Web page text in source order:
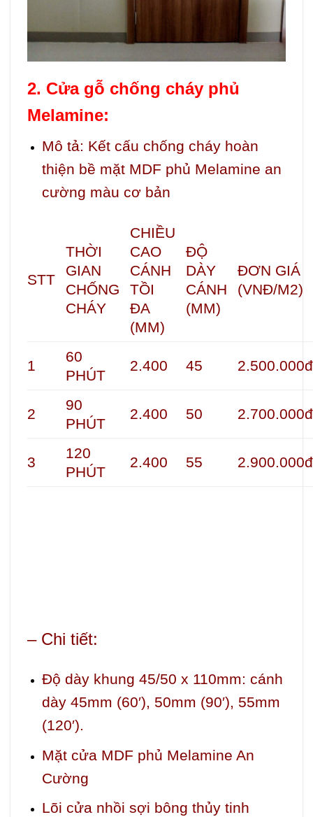
2. Cửa gỗ chống cháy phủ
Melamine:
Mô tả: Kết cấu chống cháy hoàn
thiện bề mặt MDF phủ Melamine an
cường màu cơ bản
STT
THỜI
GIAN
CHỐNG
CHÁY
CHIỀU
CAO
CÁNH
TỒI
ĐA
(MM)
ĐỘ
DÀY
CÁNH
(MM)
ĐƠN GIÁ
(VNĐ/M2)
1
60
PHÚT
2.400 45 2.500.000đ
2
90
PHÚT
2.400 50 2.700.000đ
3
120
PHÚT
2.400 55 2.900.000đ
– Chi tiết:
Độ dày khung 45/50 x 110mm: cánh
dày 45mm (60′), 50mm (90′), 55mm
(120′).
Mặt cửa MDF phủ Melamine An
Cường
Lõi cửa nhồi sợi bông thủy tinh